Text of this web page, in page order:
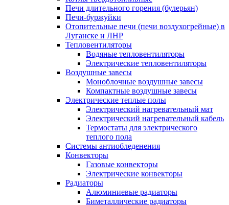
Печи длительного горения (булерьян)
Печи-буржуйки
Отопительные печи (печи воздухогрейные) в
Луганске и ЛНР
Тепловентиляторы
Водяные тепловентиляторы
Электрические тепловентиляторы
Воздушные завесы
Моноблочные воздушные завесы
Компактные воздушные завесы
Электрические теплые полы
Электрический нагревательный мат
Электрический нагревательный кабель
Термостаты для электрического
теплого пола
Системы антиобледенения
Конвекторы
Газовые конвекторы
Электрические конвекторы
Радиаторы
Алюминиевые радиаторы
Биметаллические радиаторы